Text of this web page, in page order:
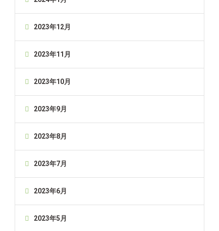
2023年12月
2023年11月
2023年10月
2023年9月
2023年8月
2023年7月
2023年6月
2023年5月